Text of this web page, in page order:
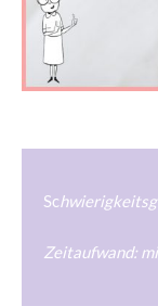
Sc
Zeitaufwand: